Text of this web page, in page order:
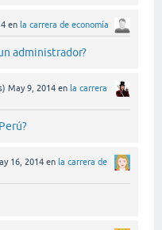
en la carrera de economía
administrador?
May 9, 2014 en la carrera
16, 2014 en la carrera de